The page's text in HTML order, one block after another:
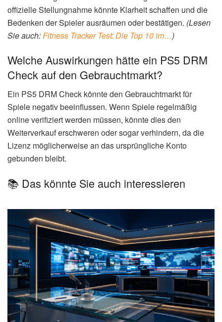
offizielle Stellungnahme könnte Klarheit schaffen und die
Bedenken der Spieler ausräumen oder bestätigen. (Lesen
Sie auch:Fitness Tracker Test: Die Top 10 im…)
Welche Auswirkungen hätte ein PS5 DRM
Check auf den Gebrauchtmarkt?
Ein PS5 DRM Check könnte den Gebrauchtmarkt für
Spiele negativ beeinflussen. Wenn Spiele regelmäßig
online verifiziert werden müssen, könnte dies den
Weiterverkauf erschweren oder sogar verhindern, da die
Lizenz möglicherweise an das ursprüngliche Konto
gebunden bleibt.
📚 Das könnte Sie auch interessieren